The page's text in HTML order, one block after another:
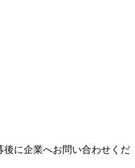
に企業へお問い合わせくだ